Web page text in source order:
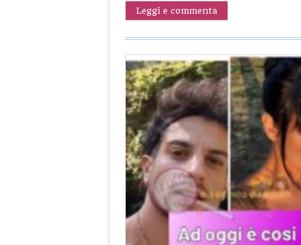
Leggi e commenta